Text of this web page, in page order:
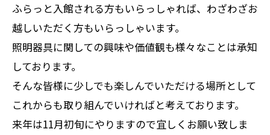
ふらっと入館される方もいらっしゃれば、わざわざお
越しいただく方もいらっしゃいます。
照明器具に関しての興味や価値観も様々なことは承知
しております。
そんな皆様に少しでも楽しんでいただける場所として
これからも取り組んでいければと考えております。
来年は11月初旬にやりますので宜しくお願い致しま